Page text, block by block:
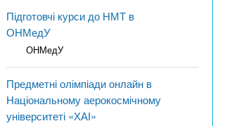
Підготовчі курси до НМТ в
ОНМедУ
ОНМедУ
Предметні олімпіади онлайн в
Національному аерокосмічному
університеті «ХАІ»